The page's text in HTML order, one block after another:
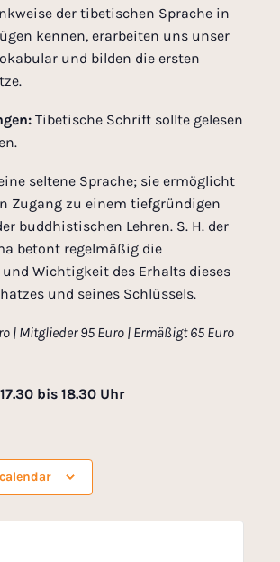
der tibetischen Sprache in
kennen, erarbeiten uns unser
und bilden die ersten
Tibetische Schrift sollte gelesen
seltene Sprache; sie ermöglicht
Zugang zu einem tiefgründigen
buddhistischen Lehren. S. H. der
betont regelmäßig die
Wichtigkeit des Erhalts dieses
und seines Schlüssels.
| Mitglieder 95 Euro | Ermäßigt 65 Euro
bis 18.30 Uhr